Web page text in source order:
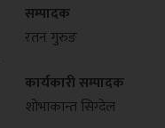
सम्पादक
रतन गुरुङ
कार्यकारी सम्पादक
शोभाकान्त सिग्देल